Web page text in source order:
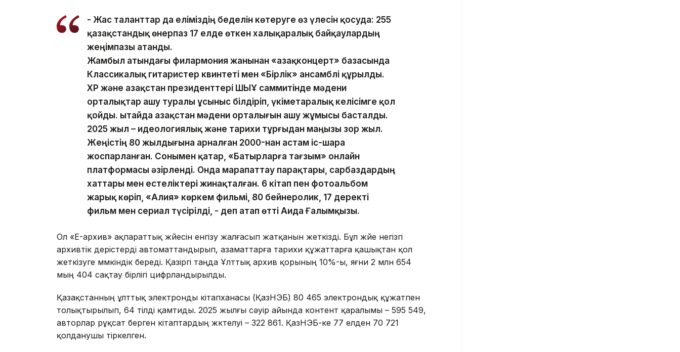
- Жас таланттар да еліміздің беделін көтеруге өз үлесін қосуда: 255
қазақстандық өнерпаз 17 елде өткен халықаралық байқаулардың
жеңімпазы атанды.
Жамбыл атындағы филармония жанынан «Қазақконцерт» базасында
Классикалық гитаристер квинтеті мен «Бірлік» ансамблі құрылды.
ҚХР және Қазақстан президенттері ШЫҰ саммитінде мәдени
орталықтар ашу туралы ұсыныс білдіріп, үкіметаралық келісімге қол
қойды. Қытайда Қазақстан мәдени орталығын ашу жұмысы басталды.
2025 жыл – идеологиялық және тарихи тұрғыдан маңызы зор жыл.
Жеңістің 80 жылдығына арналған 2000-нан астам іс-шара
жоспарланған. Сонымен қатар, «Батырларға тағзым» онлайн
платформасы әзірленді. Онда марапаттау парақтары, сарбаздардың
хаттары мен естеліктері жинақталған. 6 кітап пен фотоальбом
жарық көріп, «Алия» көркем фильмі, 80 бейнеролик, 17 деректі
фильм мен сериал түсірілді, - деп атап өтті Аида Ғалымқызы.
Ол «E-архив» ақпараттық жүйесін енгізу жалғасып жатқанын жеткізді. Бұл жүйе негізгі
архивтік үдерістерді автоматтандырып, азаматтарға тарихи құжаттарға қашықтан қол
жеткізуге мүмкіндік береді. Қазіргі таңда Ұлттық архив қорының 10%-ы, яғни 2 млн 654
мың 404 сақтау бірлігі цифрландырылды.
Қазақстанның ұлттық электронды кітапханасы (ҚазНЭБ) 80 465 электрондық құжатпен
толықтырылып, 64 тілді қамтиды. 2025 жылғы сәуір айында контент қаралымы – 595 549,
авторлар рұқсат берген кітаптардың жүктелуі – 322 861. ҚазНЭБ-ке 77 елден 70 721
қолданушы тіркелген.